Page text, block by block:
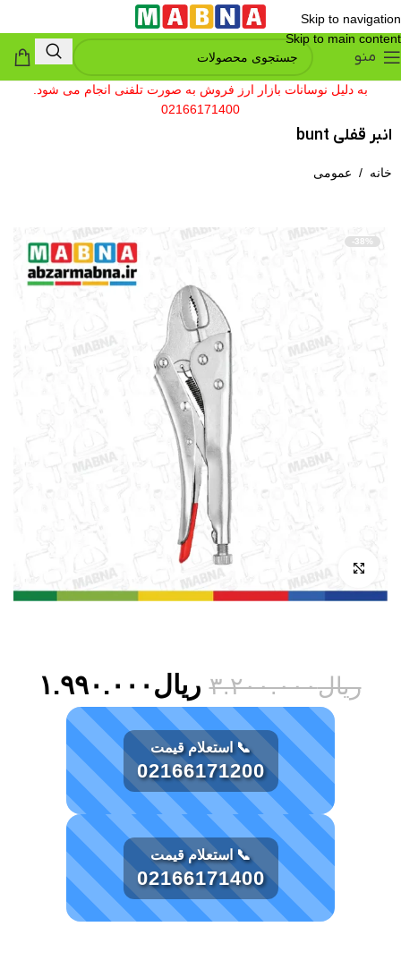
Skip to navigation
Skip to main content
منو
به دلیل نوسانات بازار ارز فروش به صورت تلفنی انجام می شود.
02166171400
انبر قفلی bunt
خانه / عمومی
-38%
بزرگنمایی تصویر
ریال۳.۲۰۰.۰۰۰ ریال ۱.۹۹۰.۰۰۰
📞 استعلام قیمت
02166171200
📞 استعلام قیمت
02166171400